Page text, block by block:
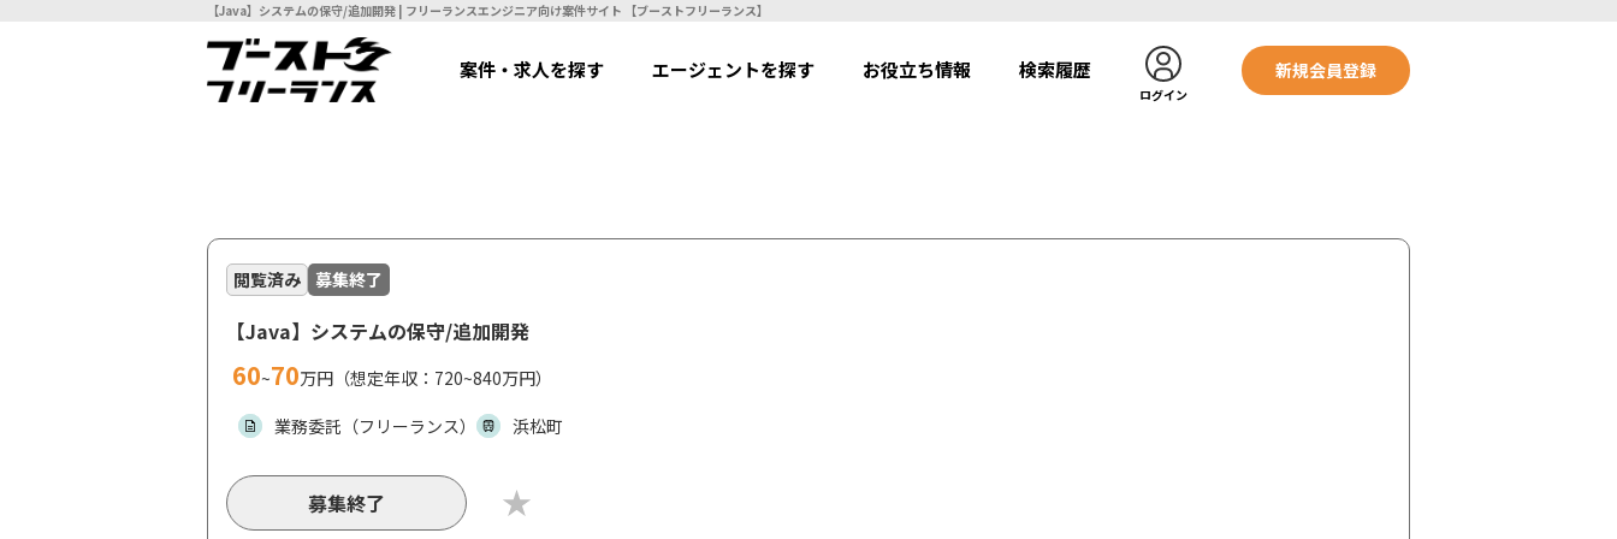
【Java】システムの保守/追加開発 | フリーランスエンジニア向け案件サイト 【ブーストフリーランス】
案件・求人を探す エージェントを探す お役立ち情報 検索履歴
ログイン
新規会員登録
閲覧済み 募集終了
【Java】システムの保守/追加開発
60~70万円（想定年収：720~840万円）
業務委託（フリーランス）
浜松町
募集終了